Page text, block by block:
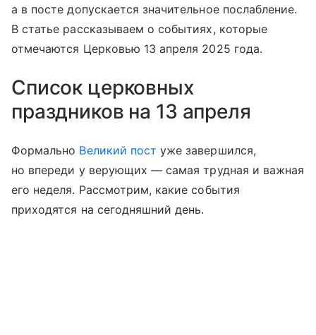
а в посте допускается значительное послабление.
В статье рассказываем о событиях, которые
отмечаются Церковью 13 апреля 2025 года.
Список церковных
праздников на 13 апреля
Формально Великий пост уже завершился,
но впереди у верующих — самая трудная и важная
его неделя. Рассмотрим, какие события
приходятся на сегодняшний день.